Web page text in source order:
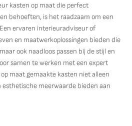
kasten op maat die perfect
behoeften, is het raadzaam om een
ervaren interieuradviseur of
en maatwerkoplossingen bieden die
ook naadloos passen bij de stijl en
samen te werken met een expert
maat gemaakte kasten niet alleen
esthetische meerwaarde bieden aan